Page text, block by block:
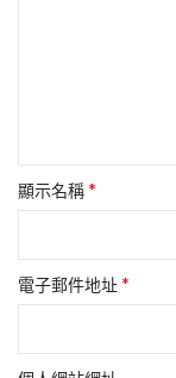
顯示名稱*
電子郵件地址*